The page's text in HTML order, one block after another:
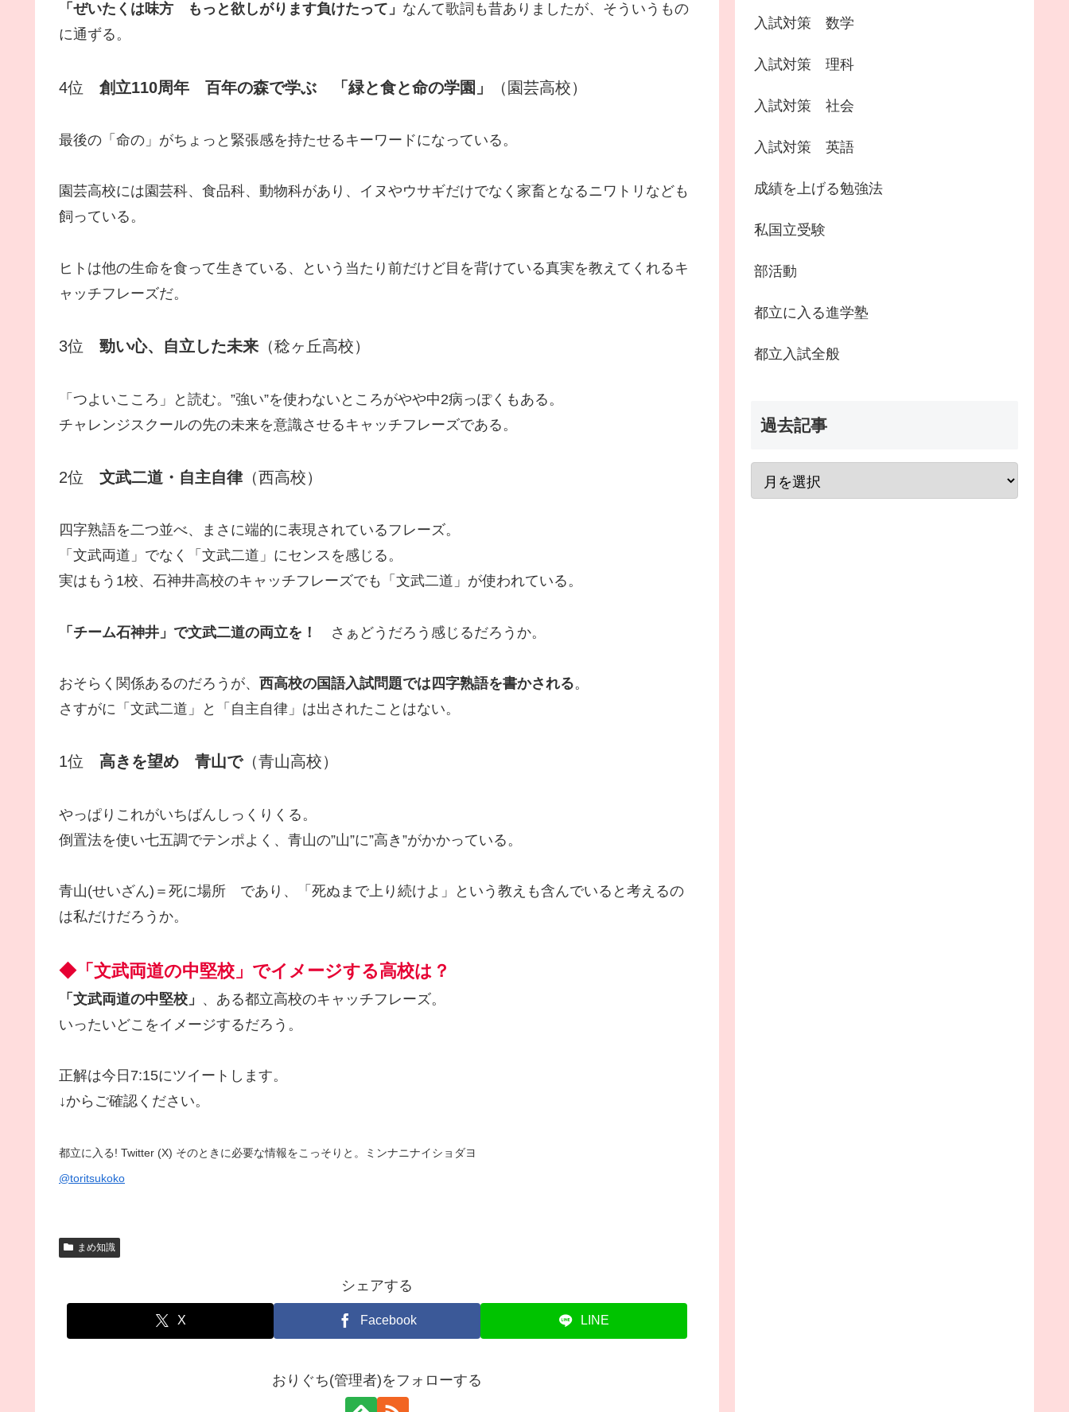
「ぜいたくは味方 もっと欲しがります負けたって」 なんて歌詞も昔ありましたが、そういうもの
に通ずる。
4位 創立110周年 百年の森で学ぶ 「緑と食と命の学園」 （園芸高校）
最後の「命の」がちょっと緊張感を持たせるキーワードになっている。
園芸高校には園芸科、食品科、動物科があり、イヌやウサギだけでなく家畜となるニワトリなども
飼っている。
ヒトは他の生命を食って生きている、という当たり前だけど目を背けている真実を教えてくれるキ
ャッチフレーズだ。
3位 勁い心、自立した未来 （稔ヶ丘高校）
「つよいこころ」と読む。”強い”を使わないところがやや中2病っぽくもある。
チャレンジスクールの先の未来を意識させるキャッチフレーズである。
2位 文武二道・自主自律（西高校）
四字熟語を二つ並べ、まさに端的に表現されているフレーズ。
「文武両道」でなく「文武二道」にセンスを感じる。
実はもう1校、石神井高校のキャッチフレーズでも「文武二道」が使われている。
「チーム石神井」で文武二道の両立を！ さぁどうだろう感じるだろうか。
おそらく関係あるのだろうが、 西高校の国語入試問題では四字熟語を書かされる。
さすがに「文武二道」と「自主自律」は出されたことはない。
1位 高きを望め 青山で（青山高校）
やっぱりこれがいちばんしっくりくる。
倒置法を使い七五調でテンポよく、青山の”山”に”高き”がかかっている。
青山(せいざん)＝死に場所 であり、「死ぬまで上り続けよ」という教えも含んでいると考えるの
は私だけだろうか。
◆「文武両道の中堅校」でイメージする高校は？
「文武両道の中堅校」 、ある都立高校のキャッチフレーズ。
いったいどこをイメージするだろう。
正解は今日7:15にツイートします。
↓からご確認ください。
都立に入る! Twitter (X) そのときに必要な情報をこっそりと。ミンナニナイショダヨ
@toritsukoko
まめ知識
シェアする
X Facebook LINE
おりぐち(管理者)をフォローする
入試対策 数学
入試対策 理科
入試対策 社会
入試対策 英語
成績を上げる勉強法
私国立受験
部活動
都立に入る進学塾
都立入試全般
過去記事